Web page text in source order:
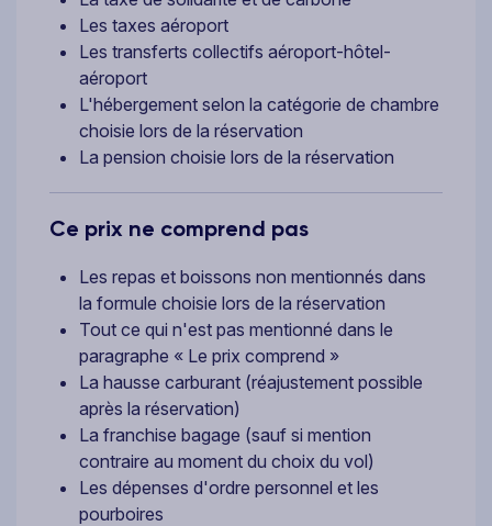
Les taxes aéroport
Les transferts collectifs aéroport-hôtel-
aéroport
L'hébergement selon la catégorie de chambre
choisie lors de la réservation
La pension choisie lors de la réservation
Ce prix ne comprend pas
Les repas et boissons non mentionnés dans
la formule choisie lors de la réservation
Tout ce qui n'est pas mentionné dans le
paragraphe « Le prix comprend »
La hausse carburant (réajustement possible
après la réservation)
La franchise bagage (sauf si mention
contraire au moment du choix du vol)
Les dépenses d'ordre personnel et les
pourboires